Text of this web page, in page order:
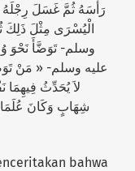
رَأْسَهُ ثُمَّ غَسَلَ رِجْلَهُ
الْيُسْرَى مِثْلَ ذَلِكَ
وسلم- تَوَضَّأَ نَحْوَ
عليه وسلم- « مَنْ
لاَ يُحَدِّثُ فِيهِمَا
شِهَابٍ وَكَانَ
bahwa